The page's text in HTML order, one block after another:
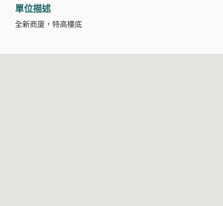
單位描述
全新商廈，特高樓底